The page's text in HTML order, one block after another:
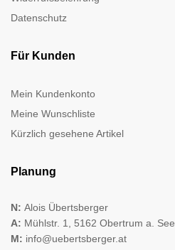
Datenschutz
Für Kunden
Mein Kundenkonto
Meine Wunschliste
Kürzlich gesehene Artikel
Planung
N: Alois Übertsberger
A: Mühlstr. 1, 5162 Obertrum a. See
M: info@uebertsberger.at